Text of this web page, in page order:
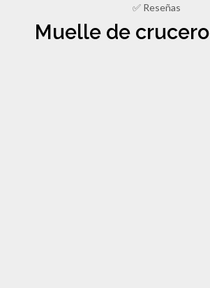
✅ Reseñas
Muelle de